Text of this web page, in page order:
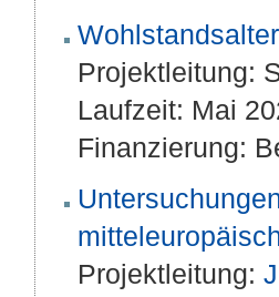
Projektleitung:
Laufzeit: Mai
Finanzierung:
Projektleitung: